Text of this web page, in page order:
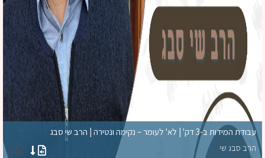
עבודת המידות ב-3 דק' | לא' לעומר – נקימה ונטירה | הרב שי סבג
הרב סבג שי